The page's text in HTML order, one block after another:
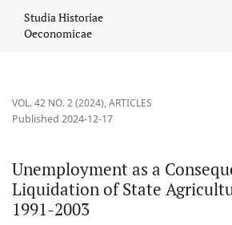
Studia Historiae
Oeconomicae
VOL. 42 NO. 2 (2024),ARTICLES
Unemployment as a
Liquidation of State
1991-2003
Published 2024-12-17